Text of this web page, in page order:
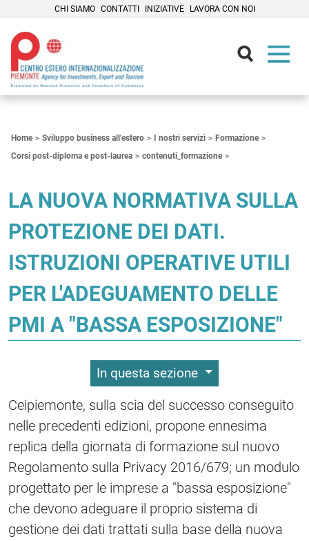
CHI SIAMO CONTATTI INIZIATIVE LAVORA CON NOI
Home Sviluppo business all'estero I nostri servizi
Formazione
Corsi post-diploma e post-laurea
contenuti_formazione
LA NUOVA NORMATIVA SULLA
PROTEZIONE DEI DATI.
ISTRUZIONI OPERATIVE UTILI
PER L'ADEGUAMENTO DELLE
PMI A "BASSA ESPOSIZIONE"
In questa sezione
Ceipiemonte, sulla scia del successo conseguito
nelle precedenti edizioni, propone ennesima
replica della giornata di formazione sul nuovo
Regolamento sulla Privacy 2016/679; un modulo
progettato per le imprese a "bassa esposizione"
che devono adeguare il proprio sistema di
gestione dei dati trattati sulla base della nuova